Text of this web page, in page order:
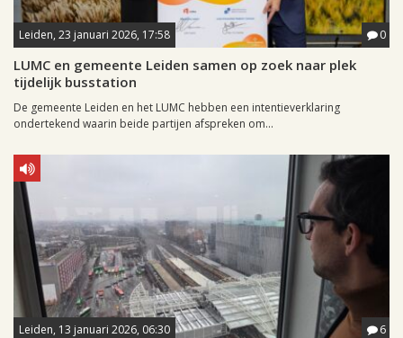
Leiden, 23 januari 2026, 17:58 0
LUMC en gemeente Leiden samen op zoek naar plek
tijdelijk busstation
De gemeente Leiden en het LUMC hebben een intentieverklaring
ondertekend waarin beide partijen afspreken om...
Leiden, 13 januari 2026, 06:30 6